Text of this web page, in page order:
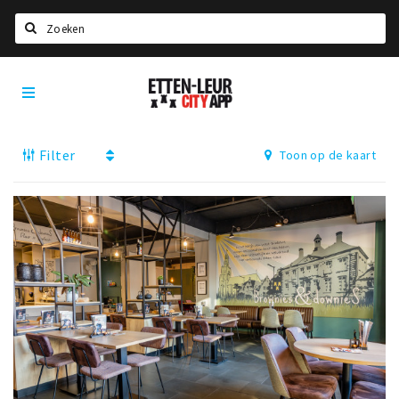
Home
Deals
Nieuws, interviews & blogs
Eten
Drinken
Slapen
Recreatief
Winkels
Etten-
Leur
Filter
Toon op de kaart